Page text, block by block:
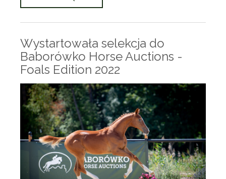
Wystartowała selekcja do
Baborówko Horse Auctions -
Foals Edition 2022